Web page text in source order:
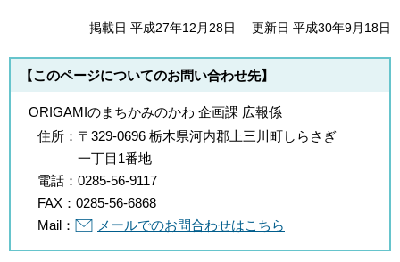
掲載日 平成27年12月28日 更新日 平成30年9月18日
【このページについてのお問い合わせ先】
ORIGAMIのまちかみのかわ 企画課 広報係
住所： 〒329-0696 栃木県河内郡上三川町しらさぎ
一丁目1番地
電話： 0285-56-9117
FAX： 0285-56-6868
Mail：
メールでのお問合わせはこちら